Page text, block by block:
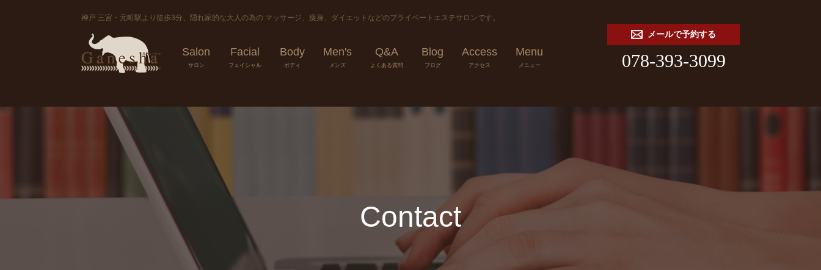
神戸 三宮・元町駅より徒歩3分、隠れ家的な大人の為の マッサージ、痩身、ダイエットなどのプライベートエステサロンです。
Salon
サロン
Facial
フェイシャル
Body
ボディ
Men's
メンズ
Q&A
よくある質問
Blog
ブログ
Access
アクセス
Menu
メニュー
メールで予約する
078-393-3099
Contact